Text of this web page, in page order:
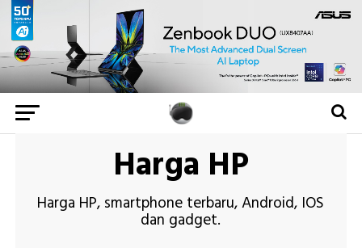
Harga HP
Harga HP, smartphone terbaru, Android, IOS
dan gadget.